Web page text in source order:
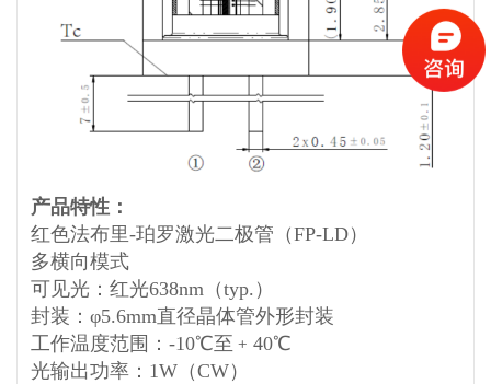
产品特性：
红色法布里-珀罗激光二极管（FP-LD）
多横向模式
可见光：红光638nm（typ.）
封装：φ5.6mm直径晶体管外形封装
工作温度范围：-10℃至﹢40℃
光输出功率：1W（CW）